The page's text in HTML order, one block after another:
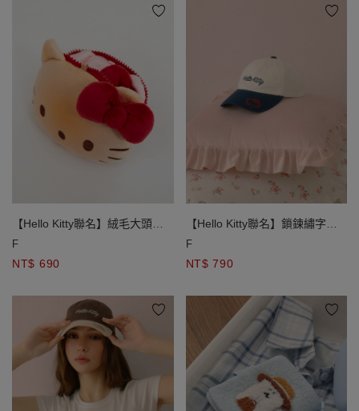
【Hello Kitty聯名】絨毛大頭造
型雙面零錢包
F
NT$ 690
【Hello Kitty聯名】鎖鍊繡字母
小圖撞色棒球帽
F
NT$ 790